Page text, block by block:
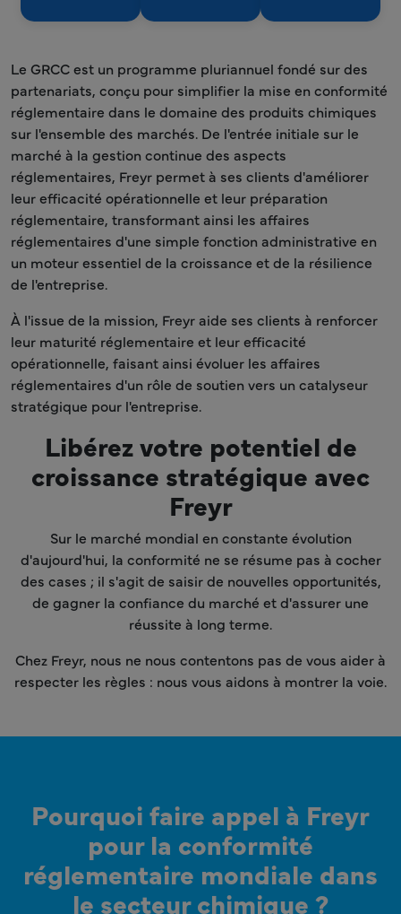
Le GRCC est un programme pluriannuel fondé sur des
partenariats, conçu pour simplifier la mise en conformité
réglementaire dans le domaine des produits chimiques
sur l'ensemble des marchés. De l'entrée initiale sur le
marché à la gestion continue des aspects
réglementaires, Freyr permet à ses clients d'améliorer
leur efficacité opérationnelle et leur préparation
réglementaire, transformant ainsi les affaires
réglementaires d'une simple fonction administrative en
un moteur essentiel de la croissance et de la résilience
de l'entreprise.
À l'issue de la mission, Freyr aide ses clients à renforcer
leur maturité réglementaire et leur efficacité
opérationnelle, faisant ainsi évoluer les affaires
réglementaires d'un rôle de soutien vers un catalyseur
stratégique pour l'entreprise.
Libérez votre potentiel de
croissance stratégique avec
Freyr
Sur le marché mondial en constante évolution
d'aujourd'hui, la conformité ne se résume pas à cocher
des cases ; il s'agit de saisir de nouvelles opportunités,
de gagner la confiance du marché et d'assurer une
réussite à long terme.
Chez Freyr, nous ne nous contentons pas de vous aider à
respecter les règles : nous vous aidons à montrer la voie.
Pourquoi faire appel à Freyr
pour la conformité
réglementaire mondiale dans
le secteur chimique ?